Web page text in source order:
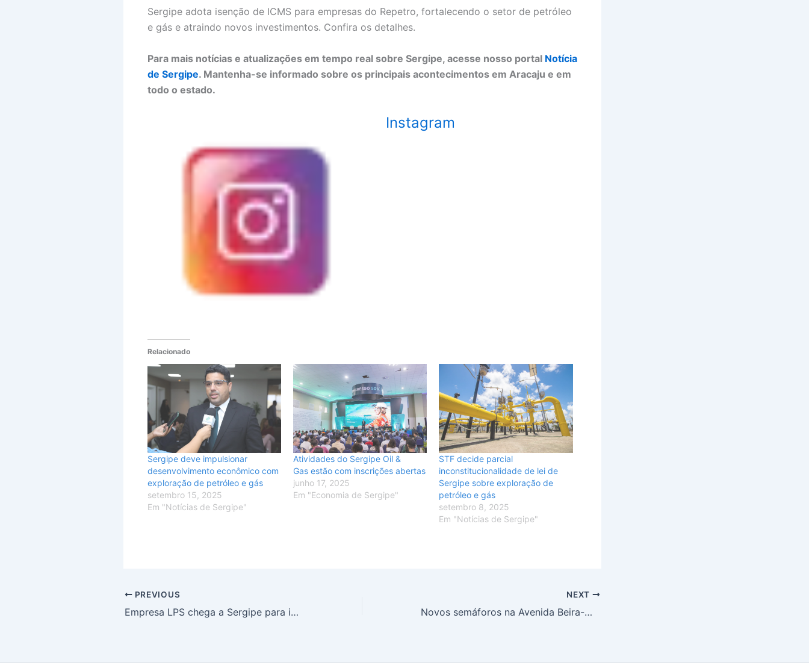
Sergipe adota isenção de ICMS para empresas do Repetro, fortalecendo o setor de petróleo
e gás e atraindo novos investimentos. Confira os detalhes.
Para mais notícias e atualizações em tempo real sobre Sergipe, acesse nosso portal Notícia
de Sergipe. Mantenha-se informado sobre os principais acontecimentos em Aracaju e em
todo o estado.
Instagram
Relacionado
Sergipe deve impulsionar
desenvolvimento econômico com
exploração de petróleo e gás
setembro 15, 2025
Em "Notícias de Sergipe"
Atividades do Sergipe Oil &
Gas estão com inscrições abertas
junho 17, 2025
Em "Economia de Sergipe"
STF decide parcial
inconstitucionalidade de lei de
Sergipe sobre exploração de
petróleo e gás
setembro 8, 2025
Em "Notícias de Sergipe"
PREVIOUS
Empresa LPS chega a Sergipe para impulsionar exportações e importações de pequenos negócios
NEXT
Novos semáforos na Avenida Beira-Mar entram em funcionamento em Aracaju